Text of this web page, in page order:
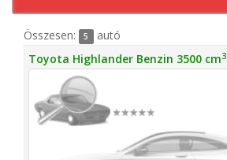
Összesen: 5 autó
Toyota Highlander Benzin 3500 cm3